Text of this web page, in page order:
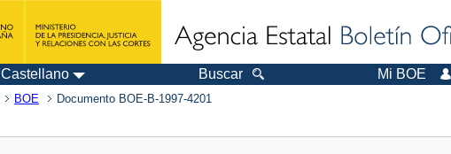
Castellano Buscar Mi BOE
BOE Documento BOE-B-1997-4201